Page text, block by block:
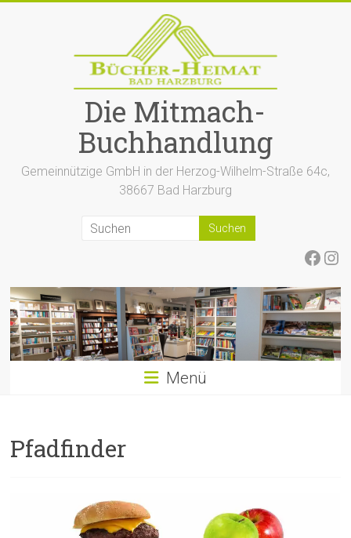
Die Mitmach-
Buchhandlung
Gemeinnützige GmbH in der Herzog-Wilhelm-Straße 64c,
38667 Bad Harzburg
Menü
Pfadfinder